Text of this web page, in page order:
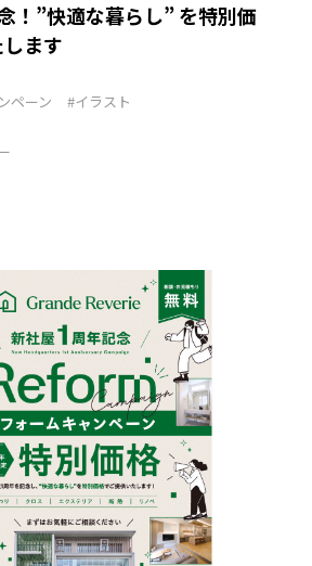
！”快適な暮らし” を特別価
ます
ペーン #イラスト